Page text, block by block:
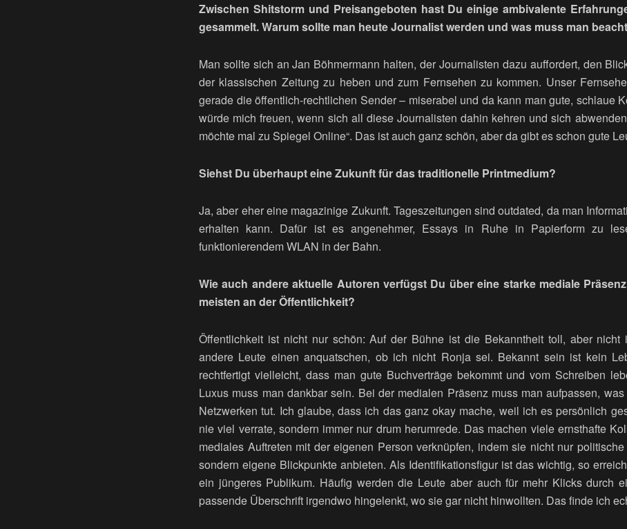
Zwischen Shitstorm und Preisangeboten hast Du einige ambivalente
gesammelt. Warum sollte man heute Journalist werden und was muss man
Man sollte sich an Jan Böhmermann halten, der Journalisten dazu auffordert, den
der klassischen Zeitung zu heben und zum Fernsehen zu kommen. Unser
gerade die öffentlich-rechtlichen Sender – miserabel und da kann man gute, schlaue
würde mich freuen, wenn sich all diese Journalisten dahin kehren und sich
möchte mal zu Spiegel Online“. Das ist auch ganz schön, aber da gibt es schon gute
Siehst Du überhaupt eine Zukunft für das traditionelle Printmedium?
Ja, aber eher eine magazinige Zukunft. Tageszeitungen sind outdated, da man
erhalten kann. Dafür ist es angenehmer, Essays in Ruhe in Papierform zu
funktionierendem WLAN in der Bahn.
Wie auch andere aktuelle Autoren verfügst Du über eine starke mediale
meisten an der Öffentlichkeit?
Öffentlichkeit ist nicht nur schön: Auf der Bühne ist die Bekanntheit toll, aber nicht
andere Leute einen anquatschen, ob ich nicht Ronja sei. Bekannt sein ist kein
rechtfertigt vielleicht, dass man gute Buchverträge bekommt und vom Schreiben
Luxus muss man dankbar sein. Bei der medialen Präsenz muss man aufpassen,
Netzwerken tut. Ich glaube, dass ich das ganz okay mache, weil ich es persönlich
nie viel verrate, sondern immer nur drum herumrede. Das machen viele ernsthafte
mediales Auftreten mit der eigenen Person verknüpfen, indem sie nicht nur
sondern eigene Blickpunkte anbieten. Als Identifikationsfigur ist das wichtig, so
ein jüngeres Publikum. Häufig werden die Leute aber auch für mehr Klicks durch
passende Überschrift irgendwo hingelenkt, wo sie gar nicht hinwollten. Das finde ich